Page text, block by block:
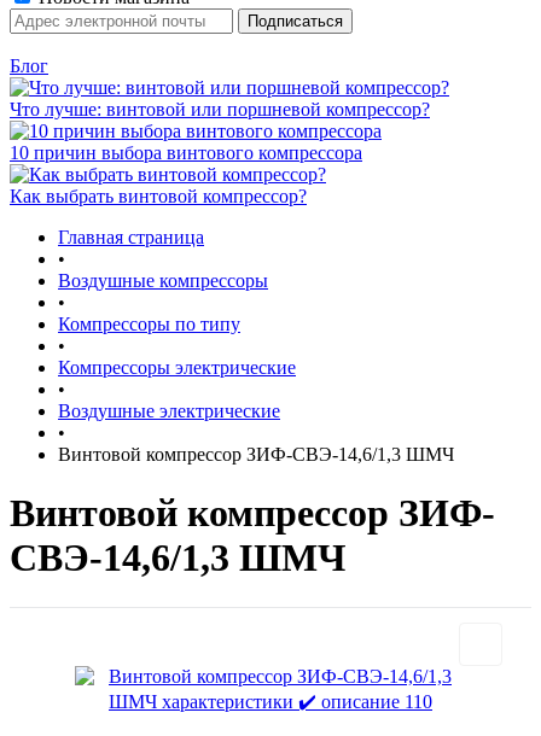
Блог
Что лучше: винтовой или поршневой компрессор?
10 причин выбора винтового компрессора
Как выбрать винтовой компрессор?
Главная страница
•
Воздушные компрессоры
•
Компрессоры по типу
•
Компрессоры электрические
•
Воздушные электрические
•
Винтовой компрессор ЗИФ-СВЭ-14,6/1,3 ШМЧ
Винтовой компрессор ЗИФ-
СВЭ-14,6/1,3 ШМЧ